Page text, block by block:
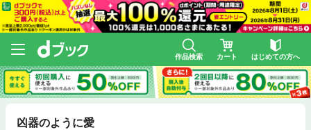
作品検索 カート はじめての方へ
凶器のように愛